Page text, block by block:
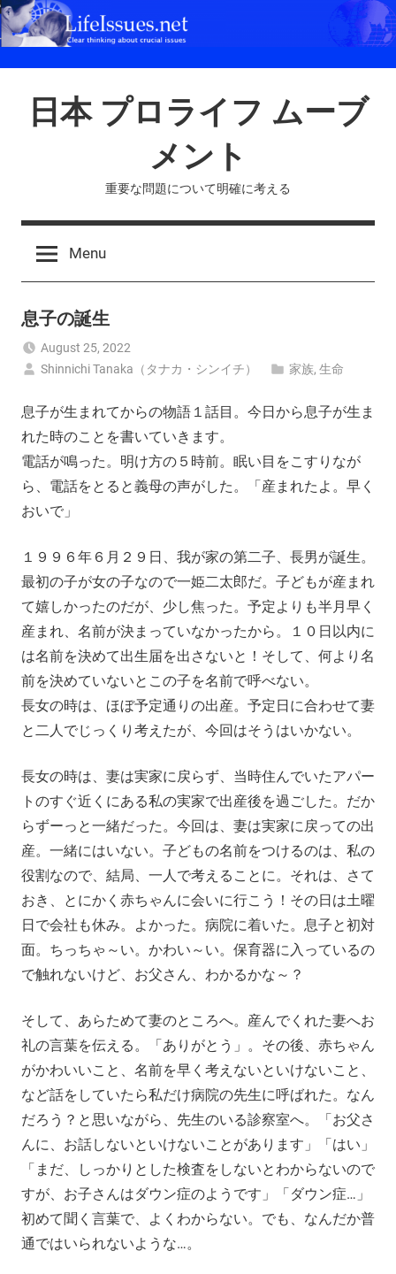
Skip
to
日本 プロライフ ムーブ
メント
重要な問題について明確に考える
Menu
息子の誕生
August 25, 2022
Shinnichi Tanaka（タナカ・シンイチ）
家族,生命
息子が生まれてからの物語１話目。今日から息子が生ま
れた時のことを書いていきます。
電話が鳴った。明け方の５時前。眠い目をこすりなが
ら、電話をとると義母の声がした。「産まれたよ。早く
おいで」
１９９６年６月２９日、我が家の第二子、長男が誕生。
最初の子が女の子なので一姫二太郎だ。子どもが産まれ
て嬉しかったのだが、少し焦った。予定よりも半月早く
産まれ、名前が決まっていなかったから。１０日以内に
は名前を決めて出生届を出さないと！そして、何より名
前を決めていないとこの子を名前で呼べない。
長女の時は、ほぼ予定通りの出産。予定日に合わせて妻
と二人でじっくり考えたが、今回はそうはいかない。
長女の時は、妻は実家に戻らず、当時住んでいたアパー
トのすぐ近くにある私の実家で出産後を過ごした。だか
らずーっと一緒だった。今回は、妻は実家に戻っての出
産。一緒にはいない。子どもの名前をつけるのは、私の
役割なので、結局、一人で考えることに。それは、さて
おき、とにかく赤ちゃんに会いに行こう！その日は土曜
日で会社も休み。よかった。病院に着いた。息子と初対
面。ちっちゃ～い。かわい～い。保育器に入っているの
で触れないけど、お父さん、わかるかな～？
そして、あらためて妻のところへ。産んでくれた妻へお
礼の言葉を伝える。「ありがとう」。その後、赤ちゃん
がかわいいこと、名前を早く考えないといけないこと、
など話をしていたら私だけ病院の先生に呼ばれた。なん
だろう？と思いながら、先生のいる診察室へ。「お父さ
んに、お話しないといけないことがあります」「はい」
「まだ、しっかりとした検査をしないとわからないので
すが、お子さんはダウン症のようです」「ダウン症…」
初めて聞く言葉で、よくわからない。でも、なんだか普
通ではいられないような…。